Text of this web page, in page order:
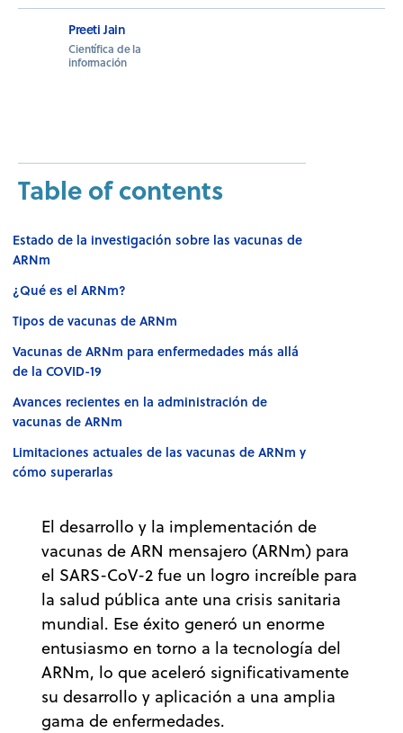
Preeti Jain
Científica de la
información
Table of contents
Estado de la investigación sobre las vacunas de
ARNm
¿Qué es el ARNm?
Tipos de vacunas de ARNm
Vacunas de ARNm para enfermedades más allá
de la COVID-19
Avances recientes en la administración de
vacunas de ARNm
Limitaciones actuales de las vacunas de ARNm y
cómo superarlas
El desarrollo y la implementación de
vacunas de ARN mensajero (ARNm) para
el SARS-CoV-2 fue un logro increíble para
la salud pública ante una crisis sanitaria
mundial. Ese éxito generó un enorme
entusiasmo en torno a la tecnología del
ARNm, lo que aceleró significativamente
su desarrollo y aplicación a una amplia
gama de enfermedades.